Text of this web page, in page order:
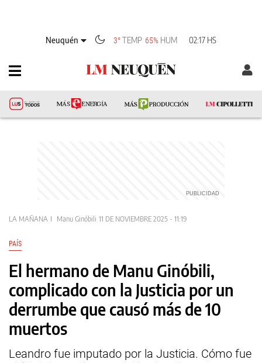
Neuquén 3° TEMP 65% HUM 02:17 HS
LA MAÑANA Manu Ginóbili 11 DE NOVIEMBRE 2025 - 11:19
PAÍS
El hermano de Manu Ginóbili,
complicado con la Justicia por un
derrumbe que causó más de 10
muertos
Leandro fue imputado por la Justicia. Cómo fue